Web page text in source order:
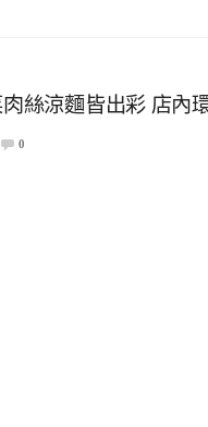
絲涼麵皆出彩 店內
0